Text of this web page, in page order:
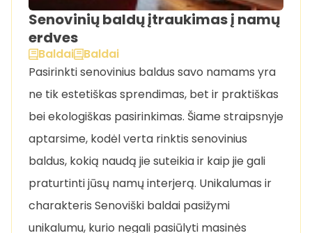
Senovinių baldų įtraukimas į namų
erdves
Baldai
Baldai
Pasirinkti senovinius baldus savo namams yra
ne tik estetiškas sprendimas, bet ir praktiškas
bei ekologiškas pasirinkimas. Šiame straipsnyje
aptarsime, kodėl verta rinktis senovinius
baldus, kokią naudą jie suteikia ir kaip jie gali
praturtinti jūsų namų interjerą. Unikalumas ir
charakteris Senoviški baldai pasižymi
unikalumu, kurio negali pasiūlyti masinės